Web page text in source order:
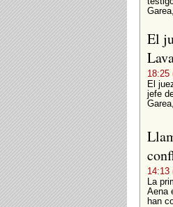
El
18:25
El
jefe
14:13
La
Aena
han